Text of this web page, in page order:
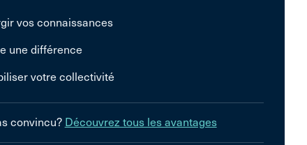
vos connaissances
une différence
votre collectivité
convincu? Découvrez tous les avantages